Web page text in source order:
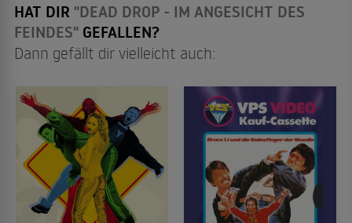
HAT DIR "DEAD DROP - IM ANGESICHT DES
FEINDES" GEFALLEN?
Dann gefällt dir vielleicht auch: